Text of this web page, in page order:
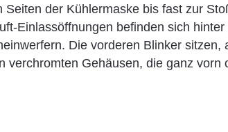
Seiten der Kühlermaske bis fast zur
Einlassöffnungen befinden sich hinter
Die vorderen Blinker sitzen,
verchromten Gehäusen, die ganz vorn